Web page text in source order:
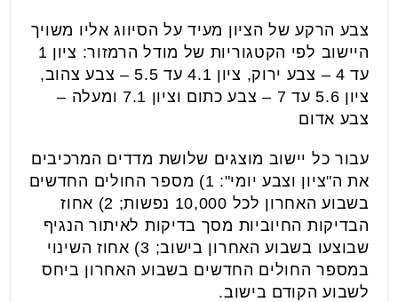
צבע הרקע של הציון מעיד על הסיווג אליו משויך
היישוב לפי הקטגוריות של מודל הרמזור: ציון 1
עד 4 – צבע ירוק, ציון 4.1 עד 5.5 – צבע צהוב,
ציון 5.6 עד 7 – צבע כתום וציון 7.1 ומעלה –
צבע אדום
עבור כל יישוב מוצגים שלושת מדדים המרכיבים
את ה"ציון וצבע יומי": 1) מספר החולים החדשים
בשבוע האחרון לכל 10,000 נפשות; 2) אחוז
הבדיקות החיוביות מסך בדיקות לאיתור הנגיף
שבוצעו בשבוע האחרון בישוב; 3) אחוז השינוי
במספר החולים החדשים בשבוע האחרון ביחס
לשבוע הקודם בישוב.